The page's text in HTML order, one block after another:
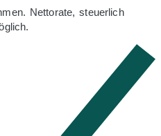
Nettorate, steuerlich